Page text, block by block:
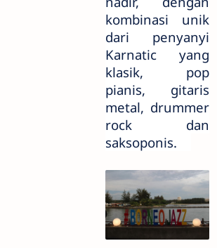
kombinasi unik
dari penyanyi
Karnatic yang
klasik, pop
pianis, gitaris
metal, drummer
rock dan
saksoponis.